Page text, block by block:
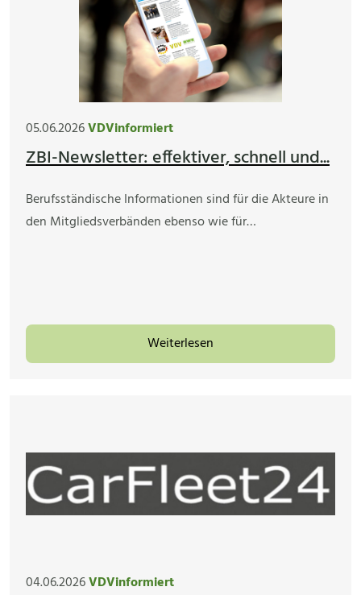
05.06.2026VDVinformiert
ZBI-Newsletter: effektiver, schnell und...
Berufsständische Informationen sind für die Akteure in
den Mitgliedsverbänden ebenso wie für…
Weiterlesen
04.06.2026VDVinformiert